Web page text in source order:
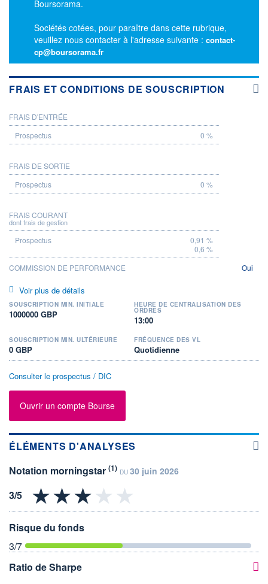
Boursorama.
Sociétés cotées, pour paraître dans cette rubrique,
veuillez nous contacter à l'adresse suivante : contact-
cp@boursorama.fr
FRAIS ET CONDITIONS DE SOUSCRIPTION
PROSPECTUS
FRAIS D'ENTRÉE
0 %
FRAIS DE SORTIE
0 %
FRAIS COURANT
dont frais de gestion
0,91 %
0,6 %
COMMISSION DE PERFORMANCE
Oui
Voir plus de détails
SOUSCRIPTION MIN. INITIALE
1000000 GBP
HEURE DE CENTRALISATION DES
ORDRES
13:00
SOUSCRIPTION MIN. ULTÉRIEURE
0 GBP
FRÉQUENCE DES VL
Quotidienne
Consulter le prospectus / DIC
Ouvrir un compte Bourse
ÉLÉMENTS D'ANALYSES
Notation morningstar (1) DU 30 juin 2026
Risque du fonds
3/7
Ratio de Sharpe